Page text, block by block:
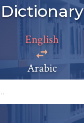
Dictionary
English
Arabic
Add a comment